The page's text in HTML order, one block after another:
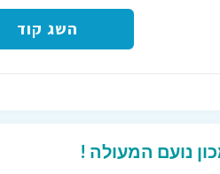
השג קוד
נועם המעולה !